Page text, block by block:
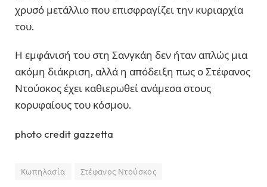
χρυσό μετάλλιο που επισφραγίζει την κυριαρχία
του.
Η εμφάνισή του στη Σανγκάη δεν ήταν απλώς μια
ακόμη διάκριση, αλλά η απόδειξη πως ο Στέφανος
Ντούσκος έχει καθιερωθεί ανάμεσα στους
κορυφαίους του κόσμου.
photo credit gazzetta
Κωπηλασία Στέφανος Ντούσκος